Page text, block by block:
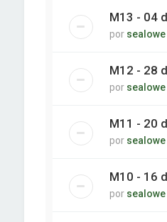
M13 - 04
por sealowe
M12 - 28
por sealowe
M11 - 20
por sealowe
M10 - 16
por sealowe